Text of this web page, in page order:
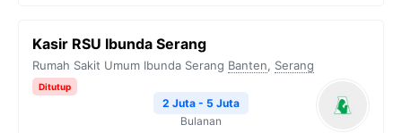
Kasir RSU Ibunda Serang
Rumah Sakit Umum Ibunda Serang Banten, Serang
Ditutup
2 Juta - 5 Juta
Bulanan